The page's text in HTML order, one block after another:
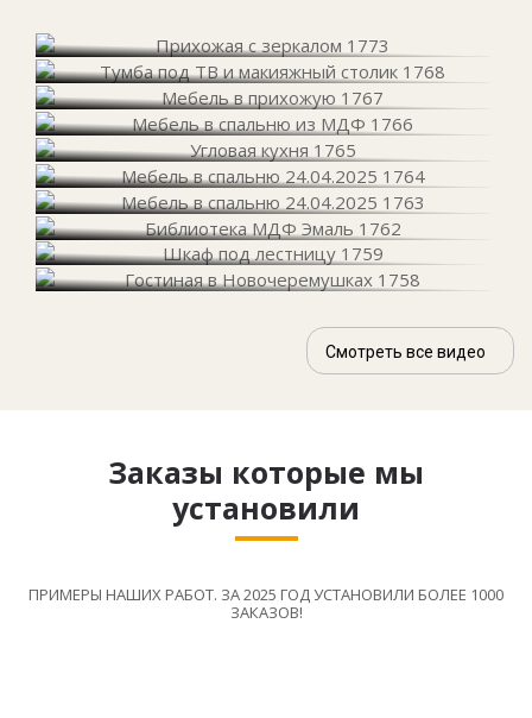
Смотреть все видео
Заказы которые мы
установили
ПРИМЕРЫ НАШИХ РАБОТ. ЗА 2025 ГОД УСТАНОВИЛИ БОЛЕЕ 1000
ЗАКАЗОВ!